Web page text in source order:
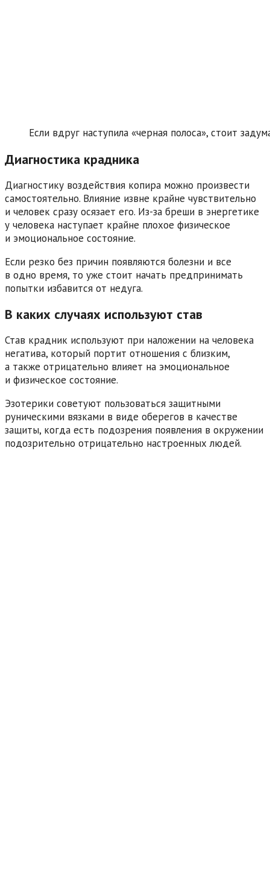
Если вдруг наступила «черная полоса», стоит
Диагностика крадника
Диагностику воздействия копира можно произвести
самостоятельно. Влияние извне крайне чувствительно
и человек сразу осязает его. Из-за бреши в энергетике
у человека наступает крайне плохое физическое
и эмоциональное состояние.
Если резко без причин появляются болезни и все
в одно время, то уже стоит начать предпринимать
попытки избавится от недуга.
В каких случаях используют став
Став крадник используют при наложении на человека
негатива, который портит отношения с близким,
а также отрицательно влияет на эмоциональное
и физическое состояние.
Эзотерики советуют пользоваться защитными
руническими вязками в виде оберегов в качестве
защиты, когда есть подозрения появления в окружении
подозрительно отрицательно настроенных людей.